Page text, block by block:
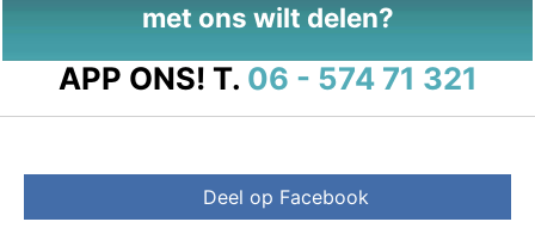
met ons wilt delen?
APP ONS! T. 06 - 574 71 321
Deel op Facebook